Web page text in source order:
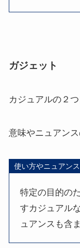
ガジェット
カジュアルの２
意味やニュアン
使い方やニュアン
特定の目的の
すカジュアル
ュアンスも含